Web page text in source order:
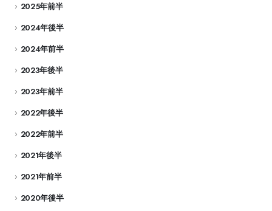
2025年前半
2024年後半
2024年前半
2023年後半
2023年前半
2022年後半
2022年前半
2021年後半
2021年前半
2020年後半